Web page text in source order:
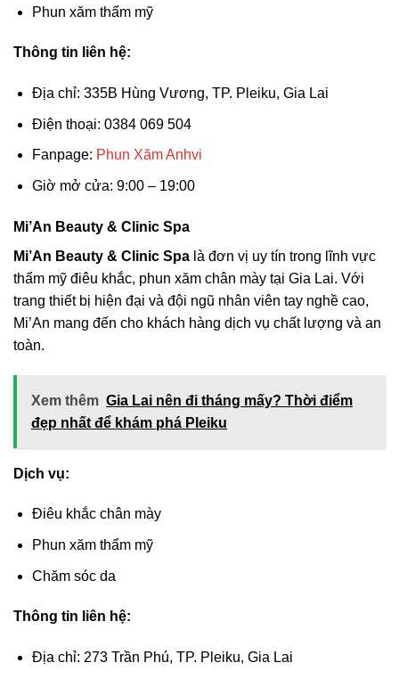
Phun xăm thẩm mỹ
Thông tin liên hệ:
Địa chỉ: 335B Hùng Vương, TP. Pleiku, Gia Lai
Điện thoại: 0384 069 504
Fanpage: Phun Xăm Anhvi
Giờ mở cửa: 9:00 – 19:00
Mi’An Beauty & Clinic Spa
Mi’An Beauty & Clinic Spa là đơn vị uy tín trong lĩnh vực
thẩm mỹ điêu khắc, phun xăm chân mày tại Gia Lai. Với
trang thiết bị hiện đại và đội ngũ nhân viên tay nghề cao,
Mi’An mang đến cho khách hàng dịch vụ chất lượng và an
toàn.
Xem thêm Gia Lai nên đi tháng mấy? Thời điểm
đẹp nhất để khám phá Pleiku
Dịch vụ:
Điêu khắc chân mày
Phun xăm thẩm mỹ
Chăm sóc da
Thông tin liên hệ:
Địa chỉ: 273 Trần Phú, TP. Pleiku, Gia Lai